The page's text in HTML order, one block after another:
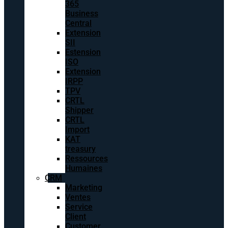
365
Business
Central
Extension
SII
Estension
ISO
Extension
IRPP
TPV
CRTL
Shipper
CRTL
Import
KAT
treasury
Ressources
Humaines
CRM
Marketing
Ventes
Service
Client